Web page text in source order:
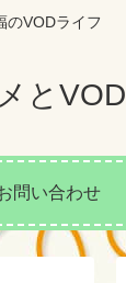
のVODライフ
とVOD
問い合わせ